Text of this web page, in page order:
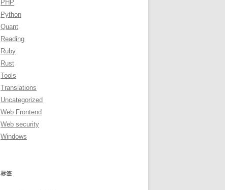
PHP
Python
Quant
Reading
Ruby
Rust
Tools
Translations
Uncategorized
Web Frontend
Web security
Windows
标签